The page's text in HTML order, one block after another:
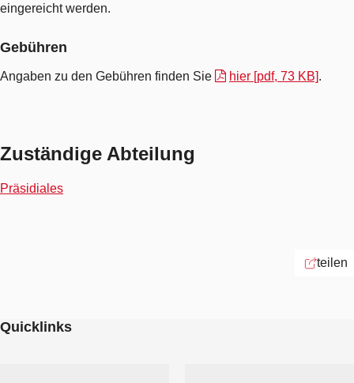
eingereicht werden.
Gebühren
Angaben zu den Gebühren finden Sie hier [pdf, 73 KB].
Zuständige Abteilung
Präsidiales
teilen
Quicklinks